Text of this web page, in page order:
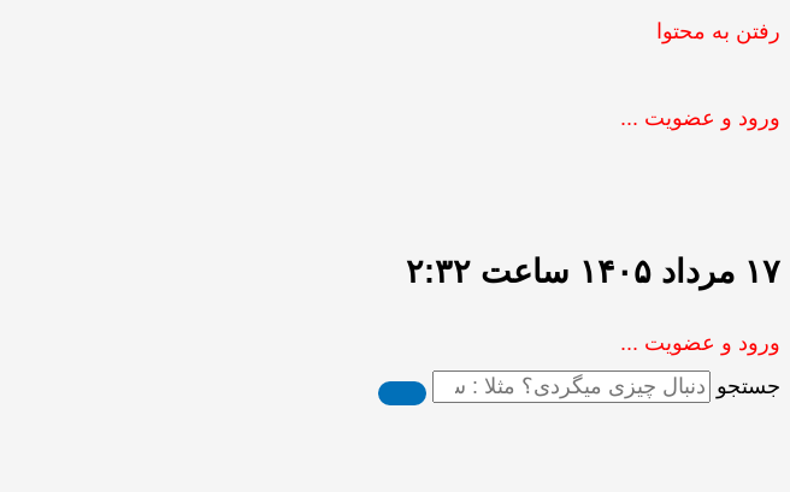
رفتن به محتوا
ورود و عضویت ...
۱۷ مرداد ۱۴۰۵ ساعت ۲:۳۲
ورود و عضویت ...
جستجو